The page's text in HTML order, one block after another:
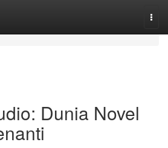
Dunia Novel